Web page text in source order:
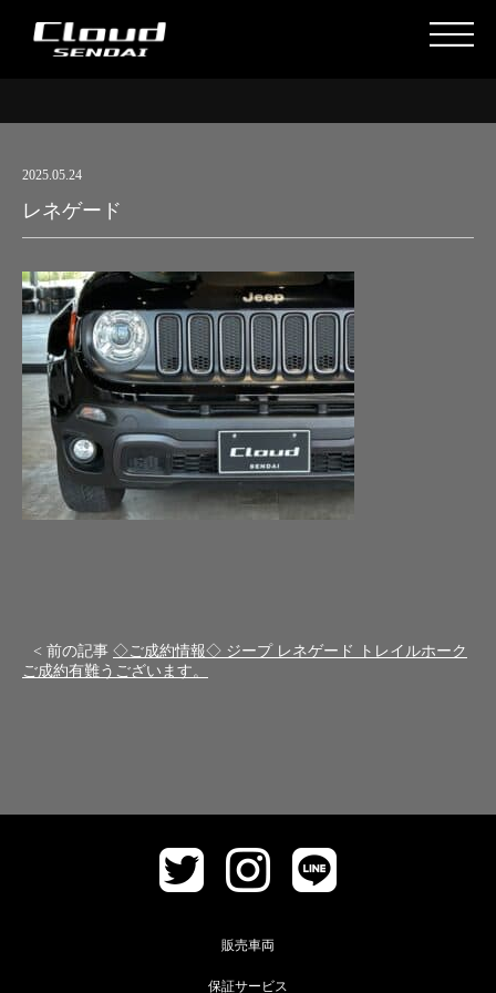
2025.05.24
レネゲード
< 前の記事 ◇ご成約情報◇ ジープ レネゲード トレイルホーク
ご成約有難うございます。
販売車両
保証サービス